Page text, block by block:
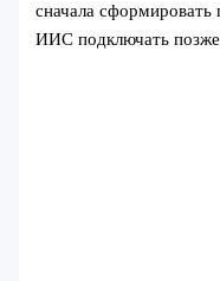
сначала сформировать
ИИС подключать